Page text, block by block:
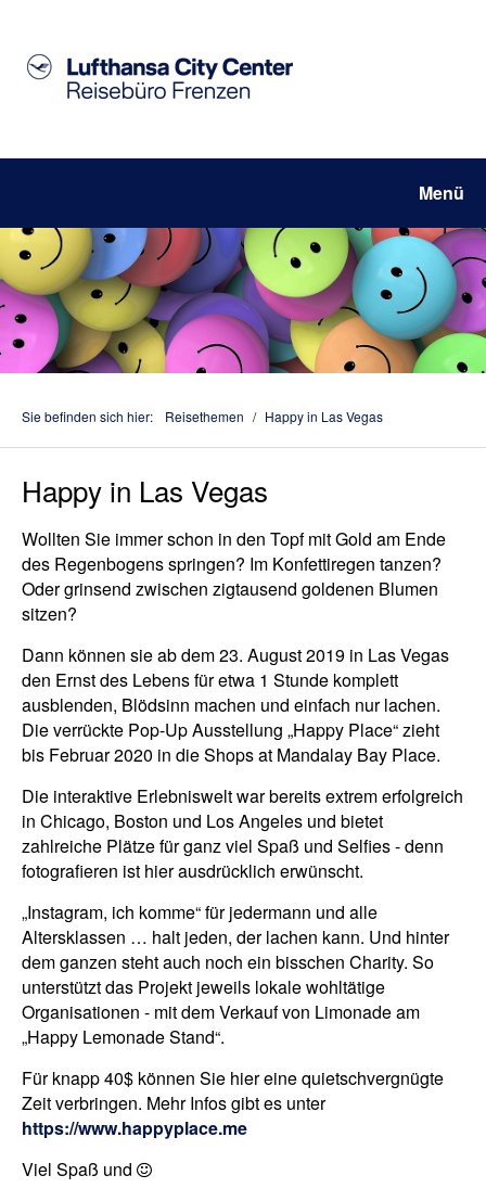
Menü
Sie befinden sich hier: Reisethemen / Happy in Las Vegas
Happy in Las Vegas
Wollten Sie immer schon in den Topf mit Gold am Ende
des Regenbogens springen? Im Konfettiregen tanzen?
Oder grinsend zwischen zigtausend goldenen Blumen
sitzen?
Dann können sie ab dem 23. August 2019 in Las Vegas
den Ernst des Lebens für etwa 1 Stunde komplett
ausblenden, Blödsinn machen und einfach nur lachen.
Die verrückte Pop-Up Ausstellung „Happy Place“ zieht
bis Februar 2020 in die Shops at Mandalay Bay Place.
Die interaktive Erlebniswelt war bereits extrem erfolgreich
in Chicago, Boston und Los Angeles und bietet
zahlreiche Plätze für ganz viel Spaß und Selfies - denn
fotografieren ist hier ausdrücklich erwünscht.
„Instagram, ich komme“ für jedermann und alle
Altersklassen … halt jeden, der lachen kann. Und hinter
dem ganzen steht auch noch ein bisschen Charity. So
unterstützt das Projekt jeweils lokale wohltätige
Organisationen - mit dem Verkauf von Limonade am
„Happy Lemonade Stand“.
Für knapp 40$ können Sie hier eine quietschvergnügte
Zeit verbringen. Mehr Infos gibt es unter
https://www.happyplace.me
Viel Spaß und ⁣